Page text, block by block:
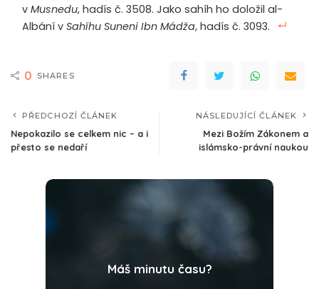
v Musnedu, hadís č. 3508. Jako sahíh ho doložil al-
Albání v Sahíhu Suneni Ibn Mádža, hadís č. 3093.
0 SHARES
PŘEDCHOZÍ ČLÁNEK
Nepokazilo se celkem nic – a i
přesto se nedaří
NÁSLEDUJÍCÍ ČLÁNEK
Mezi Božím Zákonem a
islámsko-právní naukou
Máš minutu času?